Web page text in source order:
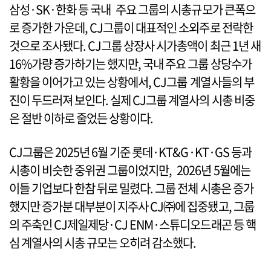
삼성·SK·한화 등 국내 주요 그룹의 시총규모가 큰폭으
로 증가한 가운데, CJ그룹이 대표적인 소외주로 전락한
것으로 조사됐다. CJ그룹 상장사 시가총액이 최근 1년 새
16%가량 증가하기는 했지만, 국내 주요 그룹 상당수가
활황을 이어가고 있는 상황에서, CJ그룹 계열사들의 부
진이 두드러져 보인다. 실제 CJ그룹 계열사의 시총 비중
은 절반 이하로 줄었든 상황이다.
CJ그룹은 2025년 6월 기준 롯데·KT&G·KT·GS 등과
시총이 비슷한 중위권 그룹이었지만, 2026년 5월에는
이들 기업보다 한참 뒤로 밀렸다. 그룹 전체 시총은 증가
했지만 증가분 대부분이 지주사 CJ㈜에 집중됐고, 그룹
의 주축인 CJ제일제당·CJ ENM·스튜디오드래곤 등 핵
심 계열사의 시총 규모는 오히려 감소했다.